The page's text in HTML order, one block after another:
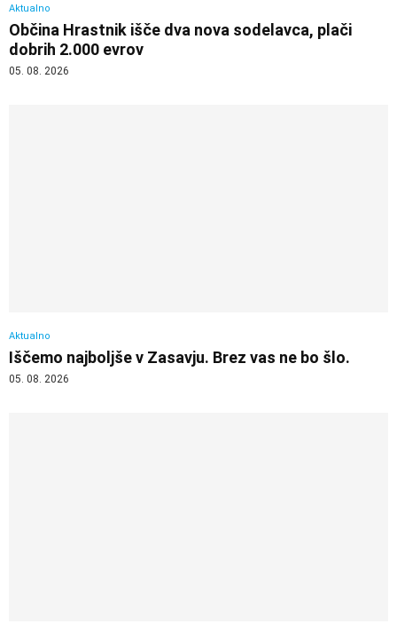
Aktualno
Občina Hrastnik išče dva nova sodelavca, plači
dobrih 2.000 evrov
05. 08. 2026
Aktualno
Iščemo najboljše v Zasavju. Brez vas ne bo šlo.
05. 08. 2026